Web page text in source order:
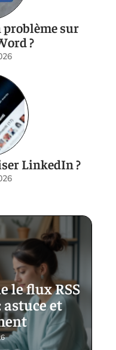
problème sur
?
LinkedIn ?
le flux RSS
astuce et